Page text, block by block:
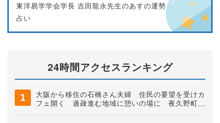
東洋易学学会学長 吉田龍永先生のあすの運勢
占い
24時間アクセスランキング
大阪から移住の石橋さん夫婦 住民の要望を受けカ
フェ開く 過疎進む地域に憩いの場に 夜久野町稲